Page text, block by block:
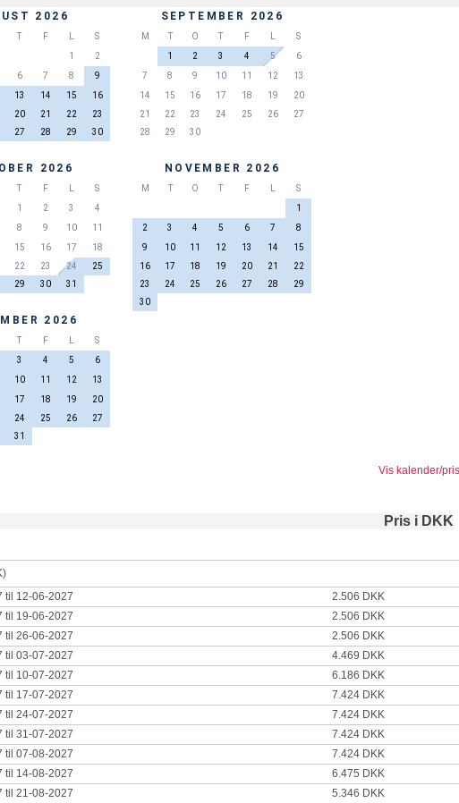
2026
T F
S
1
2
6
7 8
9
13
14 15
16
20
21 22
23
27
28 29 30
SEPTEMBER 2026
M T O T F
S
1
2 3 4 5
6
7
8 9 10 11 12
13
14
15 16 17 18 19
20
21
22 23 24 25 26
27
28
29 30
2026
T F
S
1
2 3
4
8
9 10
11
15
16 17
18
22
23 24
25
29
30 31
NOVEMBER 2026
M T O T F
S
1
2
3 4 5 6 7
8
9
10 11 12 13 14
15
16
17 18 19 20 21
22
23
24 25 26 27 28
29
30
2026
T F
S
3
4 5
6
10
11 12
13
17
18 19
20
24
25 26
27
31
Vis kalender/
Pris i DKK
til 12-06-2027
2.506 DKK
til 19-06-2027
2.506 DKK
til 26-06-2027
2.506 DKK
til 03-07-2027
4.469 DKK
til 10-07-2027
6.186 DKK
til 17-07-2027
7.424 DKK
til 24-07-2027
7.424 DKK
til 31-07-2027
7.424 DKK
til 07-08-2027
7.424 DKK
til 14-08-2027
6.475 DKK
til 21-08-2027
5.346 DKK